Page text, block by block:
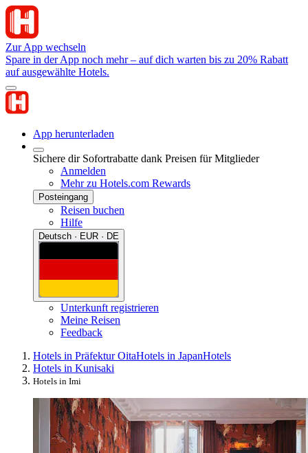
Zur App wechseln
Spare in der App noch mehr – auf dich warten bis zu 20% Rabatt
auf ausgewählte Hotels.
App herunterladen
Sichere dir Sofortrabatte dank Preisen für Mitglieder
Anmelden
Mehr zu Hotels.com Rewards
Posteingang
Reisen buchen
Hilfe
Deutsch · EUR · DE
Unterkunft registrieren
Meine Reisen
Feedback
Hotels in Präfektur OitaHotels in JapanHotels
Hotels in Kunisaki
Hotels in Imi